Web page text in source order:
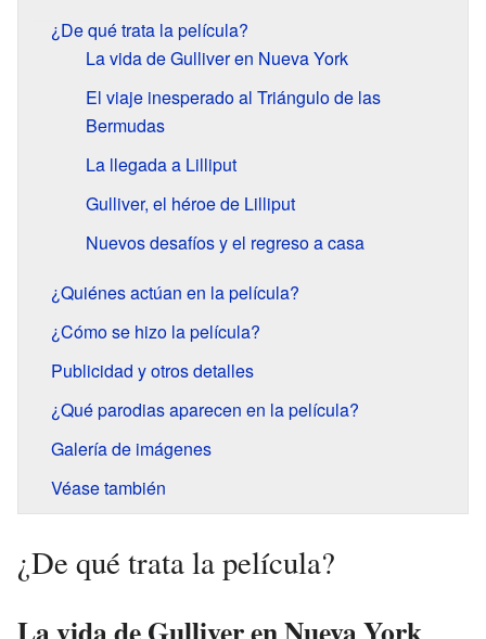
¿De qué trata la película?
La vida de Gulliver en Nueva York
El viaje inesperado al Triángulo de las
Bermudas
La llegada a Lilliput
Gulliver, el héroe de Lilliput
Nuevos desafíos y el regreso a casa
¿Quiénes actúan en la película?
¿Cómo se hizo la película?
Publicidad y otros detalles
¿Qué parodias aparecen en la película?
Galería de imágenes
Véase también
¿De qué trata la película?